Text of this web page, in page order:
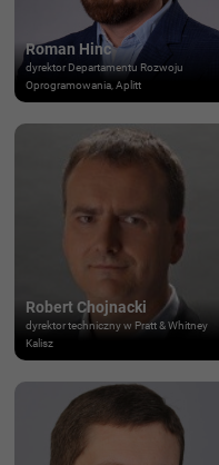
Roman Hinc
dyrektor Departamentu Rozwoju
Oprogramowania, Aplitt
Robert Chojnacki
dyrektor techniczny w Pratt & Whitney
Kalisz